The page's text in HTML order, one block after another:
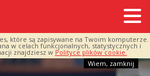
które są zapisywane na Twoim komputerze.
w celach funkcjonalnych, statystycznych i
znajdziesz w Polityce plików cookie.
Wiem, zamknij